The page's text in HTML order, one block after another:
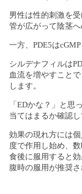
男性は性的刺激を
管が広がって陰茎へ
一方、PDE5は
シルデナフィルは
血流を増やすこと
します。
「EDかな？」と思
当てはまるか確認し
効果の現れ方には
度で作用し始め、数
食後に服用すると
腹時の服用が推奨さ